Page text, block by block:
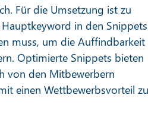
Für die Umsetzung ist zu
in den Snippets
muss, um die Auffindbarkeit
Optimierte Snippets bieten
von den Mitbewerbern
einen Wettbewerbsvorteil zu